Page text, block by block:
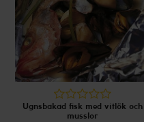
Ugnsbakad fisk med vitlök och
musslor